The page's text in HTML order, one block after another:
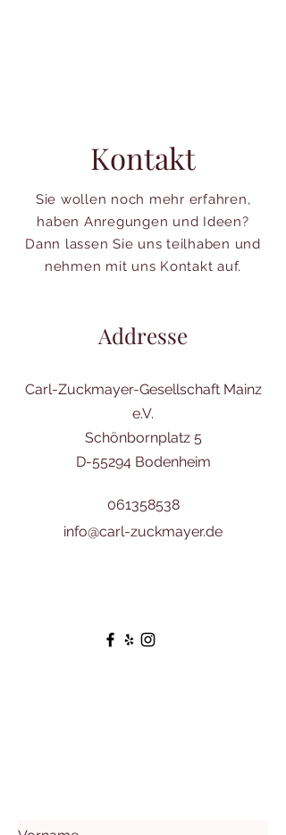
Kontakt
Sie wollen noch mehr erfahren,
haben Anregungen und Ideen?
Dann lassen Sie uns teilhaben und
nehmen mit uns Kontakt auf.
Addresse
Carl-Zuckmayer-Gesellschaft Mainz
e.V.
Schönbornplatz 5
D-55294 Bodenheim
061358538
info@carl-zuckmayer.de